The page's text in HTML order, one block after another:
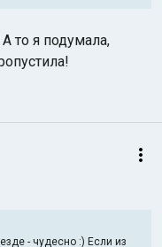
то я подумала,
- чудесно :) Если из